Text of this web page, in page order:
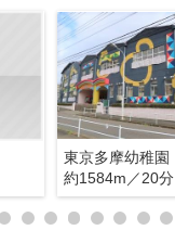
東京多摩幼稚園
約1584m／20分